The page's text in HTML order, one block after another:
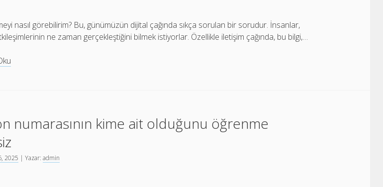
nasıl görebilirim? Bu, günümüzün dijital çağında sıkça sorulan bir sorudur. İnsanlar,
ne zaman gerçekleştiğini bilmek istiyorlar. Özellikle iletişim çağında, bu bilgi,…
numarasının kime ait olduğunu öğrenme
2025 | Yazar:admin